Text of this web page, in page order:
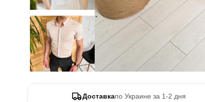
Доставкапо Украине за 1-2 дня